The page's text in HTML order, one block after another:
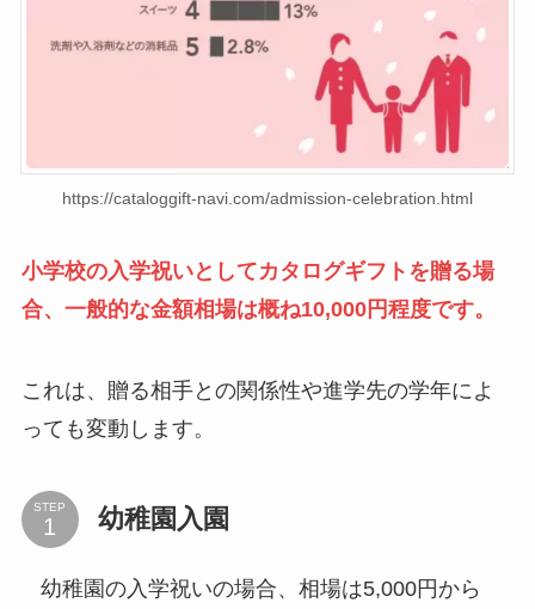
https://cataloggift-navi.com/admission-celebration.html
小学校の入学祝いとしてカタログギフトを贈る場
合、一般的な金額相場は概ね10,000円程度です。
これは、贈る相手との関係性や進学先の学年によ
っても変動します。
STEP 幼稚園入園
幼稚園の入学祝いの場合、相場は5,000円から